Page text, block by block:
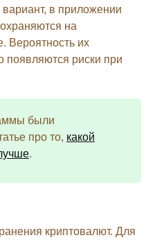
в приложении
на
Вероятность их
появляются риски при
были
про то, какой
.
криптовалют. Для